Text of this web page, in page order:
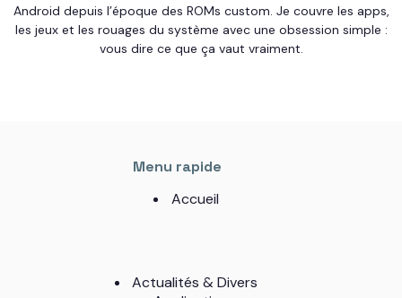
Android depuis l’époque des ROMs custom. Je couvre les apps,
les jeux et les rouages du système avec une obsession simple :
vous dire ce que ça vaut vraiment.
Menu rapide
Accueil
Actualités & Divers